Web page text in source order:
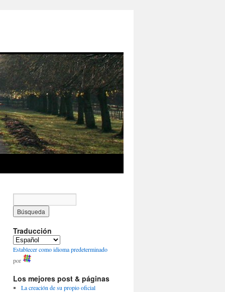
Traducción
Establecer como idioma predeterminado
por
Los mejores post & páginas
La creación de su propio oficial